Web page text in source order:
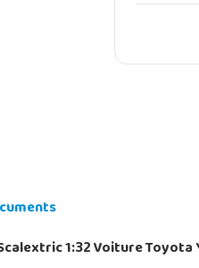
1:32 Voiture Toyota